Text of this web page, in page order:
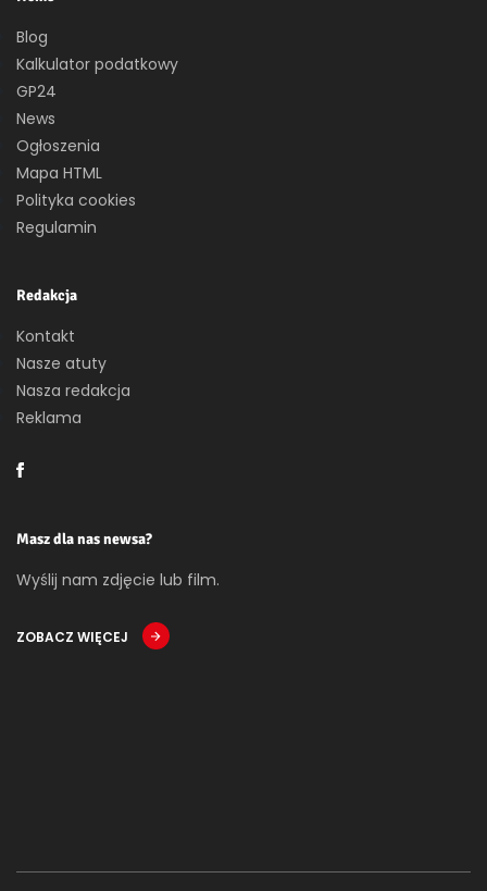
Blog
Kalkulator podatkowy
GP24
News
Ogłoszenia
Mapa HTML
Polityka cookies
Regulamin
Redakcja
Kontakt
Nasze atuty
Nasza redakcja
Reklama
Masz dla nas newsa?
Wyślij nam zdjęcie lub film.
ZOBACZ WIĘCEJ